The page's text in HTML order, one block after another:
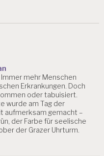
mehr Menschen
Erkrankungen. Doch
oder tabuisiert.
wurde am Tag der
aufmerksam gemacht –
der Farbe für seelische
der Grazer Uhrturm.